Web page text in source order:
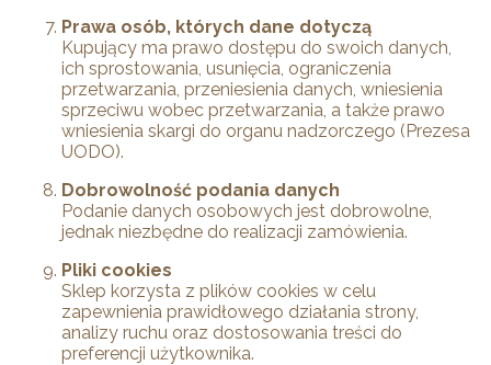
Prawa osób, których dane dotyczą
Kupujący ma prawo dostępu do swoich danych,
ich sprostowania, usunięcia, ograniczenia
przetwarzania, przeniesienia danych, wniesienia
sprzeciwu wobec przetwarzania, a także prawo
wniesienia skargi do organu nadzorczego (Prezesa
UODO).
Dobrowolność podania danych
Podanie danych osobowych jest dobrowolne,
jednak niezbędne do realizacji zamówienia.
Pliki cookies
Sklep korzysta z plików cookies w celu
zapewnienia prawidłowego działania strony,
analizy ruchu oraz dostosowania treści do
preferencji użytkownika.